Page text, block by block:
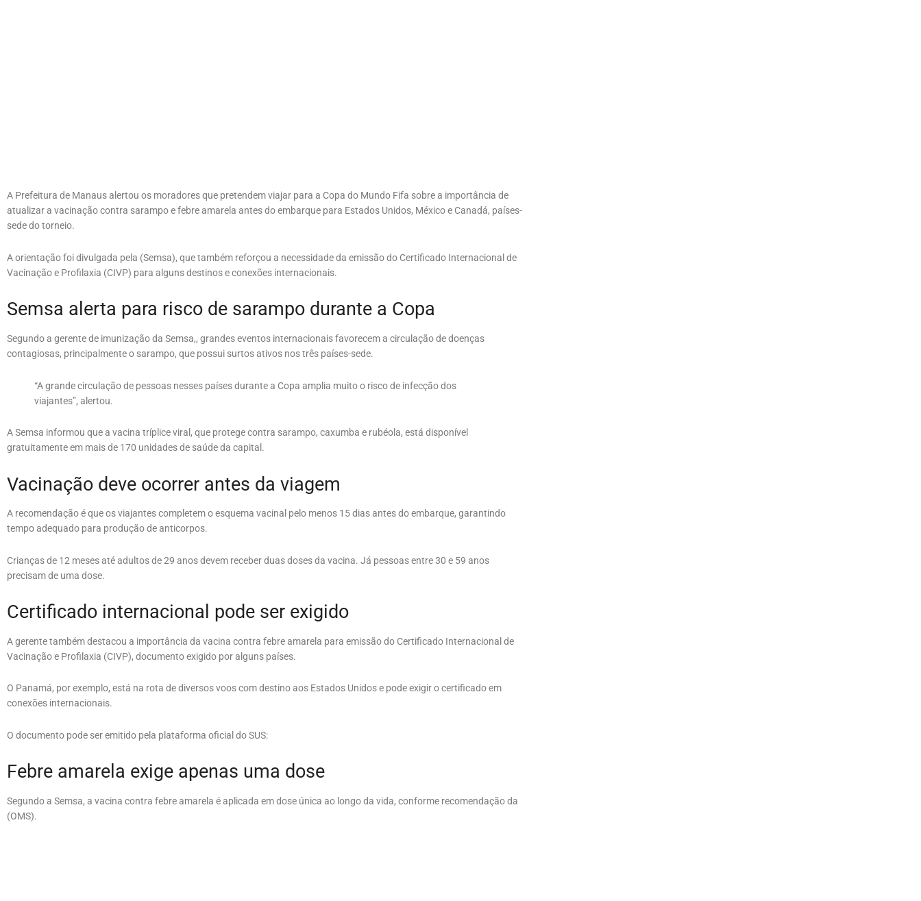
A Prefeitura de Manaus alertou os moradores que pretendem viajar para a Copa do Mundo Fifa sobre a importância de
atualizar a vacinação contra sarampo e febre amarela antes do embarque para Estados Unidos, México e Canadá, países-
sede do torneio.
A orientação foi divulgada pela (Semsa), que também reforçou a necessidade da emissão do Certificado Internacional de
Vacinação e Profilaxia (CIVP) para alguns destinos e conexões internacionais.
Semsa alerta para risco de sarampo durante a Copa
Segundo a gerente de imunização da Semsa,, grandes eventos internacionais favorecem a circulação de doenças
contagiosas, principalmente o sarampo, que possui surtos ativos nos três países-sede.
“A grande circulação de pessoas nesses países durante a Copa amplia muito o risco de infecção dos
viajantes”, alertou.
A Semsa informou que a vacina tríplice viral, que protege contra sarampo, caxumba e rubéola, está disponível
gratuitamente em mais de 170 unidades de saúde da capital.
Vacinação deve ocorrer antes da viagem
A recomendação é que os viajantes completem o esquema vacinal pelo menos 15 dias antes do embarque, garantindo
tempo adequado para produção de anticorpos.
Crianças de 12 meses até adultos de 29 anos devem receber duas doses da vacina. Já pessoas entre 30 e 59 anos
precisam de uma dose.
Certificado internacional pode ser exigido
A gerente também destacou a importância da vacina contra febre amarela para emissão do Certificado Internacional de
Vacinação e Profilaxia (CIVP), documento exigido por alguns países.
O Panamá, por exemplo, está na rota de diversos voos com destino aos Estados Unidos e pode exigir o certificado em
conexões internacionais.
O documento pode ser emitido pela plataforma oficial do SUS:
Febre amarela exige apenas uma dose
Segundo a Semsa, a vacina contra febre amarela é aplicada em dose única ao longo da vida, conforme recomendação da
(OMS).